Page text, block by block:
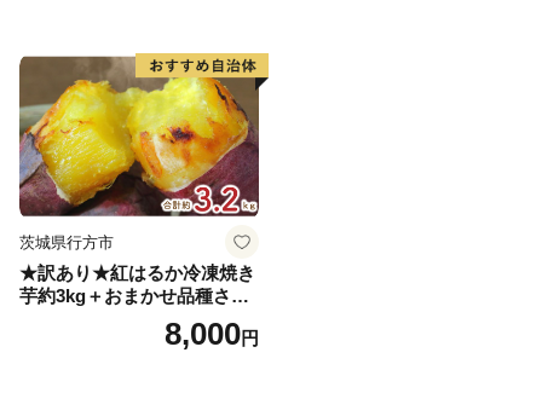
茨城県行方市
★訳あり★紅はるか冷凍焼き
芋約3kg＋おまかせ品種さつ
まいも 合計約3.2kg｜さつ
まいも サツマイモ さつま芋
8,000円